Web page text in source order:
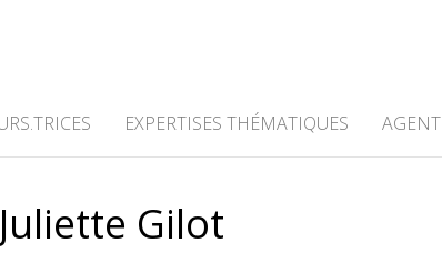
EXPERTISES THÉMATIQUES AGENT
Juliette Gilot